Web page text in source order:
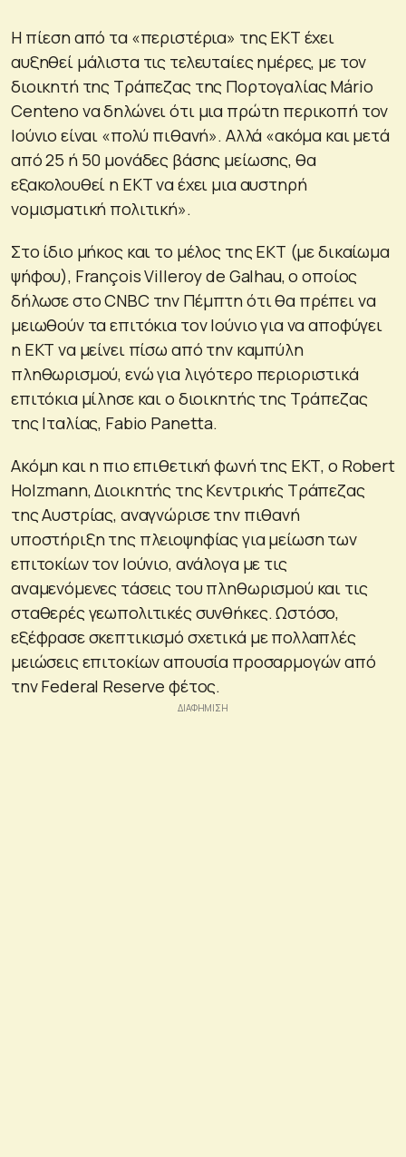
Η πίεση από τα «περιστέρια» της ΕΚΤ έχει
αυξηθεί μάλιστα τις τελευταίες ημέρες, με τον
διοικητή της Τράπεζας της Πορτογαλίας Mário
Centeno να δηλώνει ότι μια πρώτη περικοπή τον
Ιούνιο είναι «πολύ πιθανή». Αλλά «ακόμα και μετά
από 25 ή 50 μονάδες βάσης μείωσης, θα
εξακολουθεί η ΕΚΤ να έχει μια αυστηρή
νομισματική πολιτική».
Στο ίδιο μήκος και το μέλος της ΕΚΤ (με δικαίωμα
ψήφου), François Villeroy de Galhau, ο οποίος
δήλωσε στο CNBC την Πέμπτη ότι θα πρέπει να
μειωθούν τα επιτόκια τον Ιούνιο για να αποφύγει
η ΕΚΤ να μείνει πίσω από την καμπύλη
πληθωρισμού, ενώ για λιγότερο περιοριστικά
επιτόκια μίλησε και ο διοικητής της Τράπεζας
της Ιταλίας, Fabio Panetta.
Ακόμη και η πιο επιθετική φωνή της ΕΚΤ, ο Robert
Holzmann, Διοικητής της Κεντρικής Τράπεζας
της Αυστρίας, αναγνώρισε την πιθανή
υποστήριξη της πλειοψηφίας για μείωση των
επιτοκίων τον Ιούνιο, ανάλογα με τις
αναμενόμενες τάσεις του πληθωρισμού και τις
σταθερές γεωπολιτικές συνθήκες. Ωστόσο,
εξέφρασε σκεπτικισμό σχετικά με πολλαπλές
μειώσεις επιτοκίων απουσία προσαρμογών από
την Federal Reserve φέτος.